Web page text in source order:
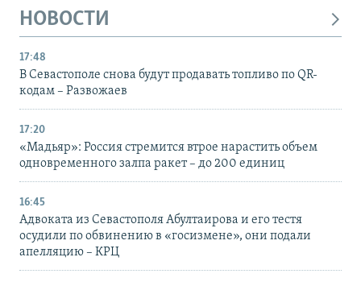
НОВОСТИ
17:48
В Севастополе снова будут продавать топливо по QR-
кодам – Развожаев
17:20
«Мадьяр»: Россия стремится втрое нарастить объем
одновременного залпа ракет – до 200 единиц
16:45
Адвоката из Севастополя Абултаирова и его тестя
осудили по обвинению в «госизмене», они подали
апелляцию – КРЦ